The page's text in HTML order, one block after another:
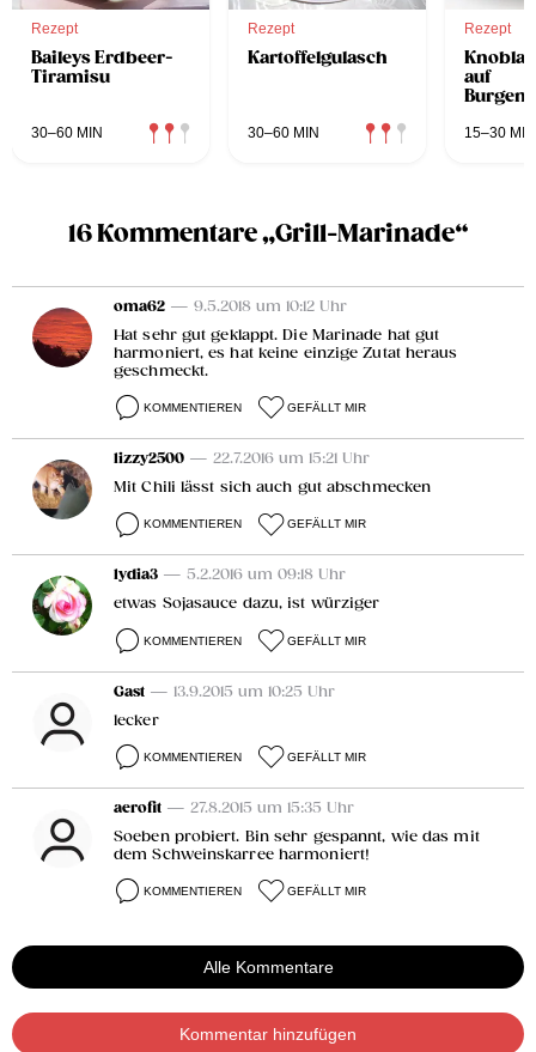
Rezept
Baileys Erdbeer-
Tiramisu
30–60 MIN
Rezept
Kartoffelgulasch
30–60 MIN
Rezept
auf
15–30 MIN
16 Kommentare „Grill-Marinade“
oma62 — 9.5.2018 um 10:12 Uhr
Hat sehr gut geklappt. Die Marinade hat gut
harmoniert, es hat keine einzige Zutat heraus
geschmeckt.
KOMMENTIEREN GEFÄLLT MIR
lizzy2500 — 22.7.2016 um 15:21 Uhr
Mit Chili lässt sich auch gut abschmecken
KOMMENTIEREN GEFÄLLT MIR
lydia3 — 5.2.2016 um 09:18 Uhr
etwas Sojasauce dazu, ist würziger
KOMMENTIEREN GEFÄLLT MIR
Gast — 13.9.2015 um 10:25 Uhr
lecker
KOMMENTIEREN GEFÄLLT MIR
aerofit — 27.8.2015 um 15:35 Uhr
Soeben probiert. Bin sehr gespannt, wie das mit
dem Schweinskarree harmoniert!
KOMMENTIEREN GEFÄLLT MIR
Alle Kommentare
Kommentar hinzufügen